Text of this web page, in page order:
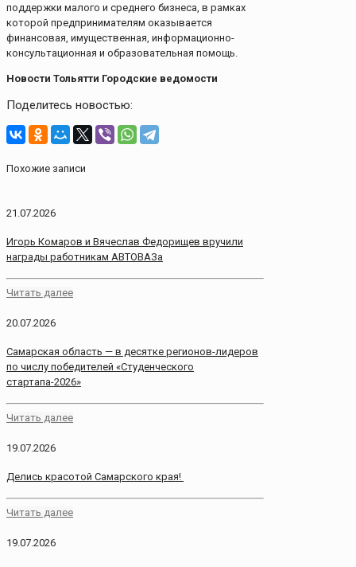
поддержки малого и среднего бизнеса, в рамках
которой предпринимателям оказывается
финансовая, имущественная, информационно-
консультационная и образовательная помощь.
Новости Тольятти Городские ведомости
Поделитесь новостью:
Похожие записи
21.07.2026
Игорь Комаров и Вячеслав Федорищев вручили
награды работникам АВТОВАЗа
Читать далее
20.07.2026
Самарская область — в десятке регионов-лидеров
по числу победителей «Студенческого
стартапа-2026»
Читать далее
19.07.2026
Делись красотой Самарского края!
Читать далее
19.07.2026